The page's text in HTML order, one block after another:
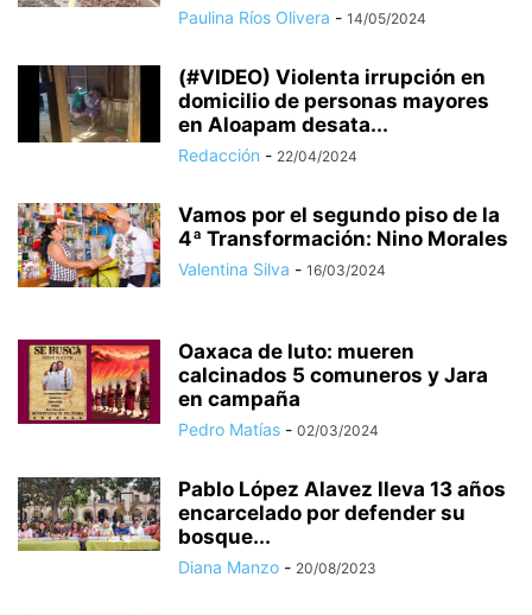
Paulina Ríos Olivera - 14/05/2024
(#VIDEO) Violenta irrupción en
domicilio de personas mayores
en Aloapam desata...
Redacción - 22/04/2024
Vamos por el segundo piso de la
4ª Transformación: Nino Morales
Valentina Silva - 16/03/2024
Oaxaca de luto: mueren
calcinados 5 comuneros y Jara
en campaña
Pedro Matías - 02/03/2024
Pablo López Alavez lleva 13 años
encarcelado por defender su
bosque...
Diana Manzo - 20/08/2023